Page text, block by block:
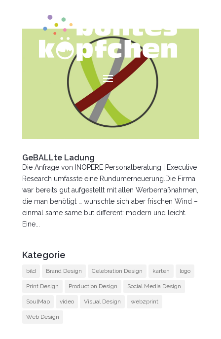
GeBALLte Ladung
Die Anfrage von INOPERE Personalberatung | Executive
Research umfasste eine Rundumerneuerung.Die Firma
war bereits gut aufgestellt mit allen Werbemaßnahmen,
die man benötigt … wünschte sich aber frischen Wind –
einmal same same but different: modern und leicht.
Eine...
Kategorie
bild Brand Design Celebration Design karten logo
Print Design Production Design Social Media Design
SoulMap video Visual Design web2print
Web Design